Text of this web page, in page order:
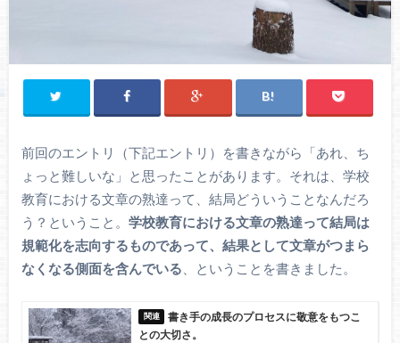
前回のエントリ（下記エントリ）を書きながら「あれ、ち
ょっと難しいな」と思ったことがあります。それは、学校
教育における文章の熟達って、結局どういうことなんだろ
う？ということ。 学校教育における文章の熟達って結局は
規範化を志向するものであって、結果として文章がつまら
なくなる側面を含んでいる 、ということを書きました。
書き手の成長のプロセスに敬意をもつこ
との大切さ。